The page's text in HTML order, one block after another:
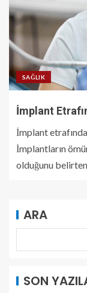
SAĞLIK
İmplant
İmplant
İmplantların
olduğunu
ARA
SON